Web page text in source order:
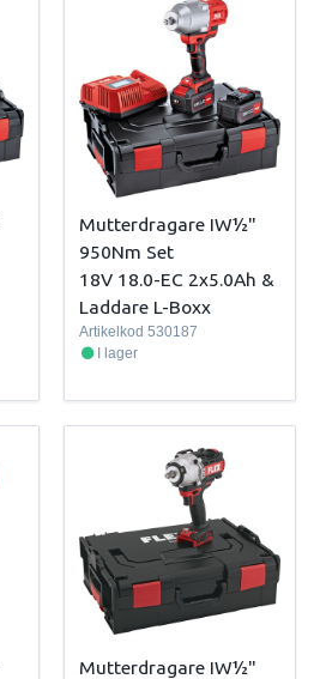
Mutterdragare IW½"
950Nm Set
18V 18.0-EC 2x5.0Ah &
Laddare L-Boxx
Artikelkod 530187
I lager
Mutterdragare IW½"